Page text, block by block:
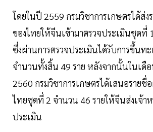
โดยในปี 2559 กรมวิชาการเกษตรได้ส่ง
ของไทยให้จีนเข้ามาตรวจประเมินชุดที่
ซึ่งผ่านการตรวจประเมินได้รับการขึ้นท
จำนวนทั้งสิ้น 49 ราย หลังจากนั้นในเ
2560 กรมวิชาการเกษตรได้เสนอรายชื่
ไทยชุดที่ 2 จำนวน 46 รายให้จีนส่งเจ้า
ประเมิน